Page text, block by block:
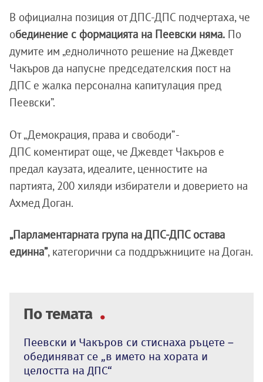
В официална позиция от ДПС-ДПС подчертаха, че
обединение с формацията на Пеевски няма. По
думите им „едноличното решение на Джевдет
Чакъров да напусне председателския пост на
ДПС е жалка персонална капитулация пред
Пеевски”.
От „Демокрация, права и свободи” -
ДПС коментират още, че Джевдет Чакъров е
предал каузата, идеалите, ценностите на
партията, 200 хиляди избиратели и доверието на
Ахмед Доган.
„Парламентарната група на ДПС-ДПС остава
единна”, категорични са поддръжниците на Доган.
По темата
Пеевски и Чакъров си стиснаха ръцете –
обединяват се „в името на хората и
целостта на ДПС“